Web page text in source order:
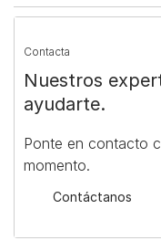
Contacta
Nuestros
ayudarte.
Ponte en contacto
momento.
Contáctanos